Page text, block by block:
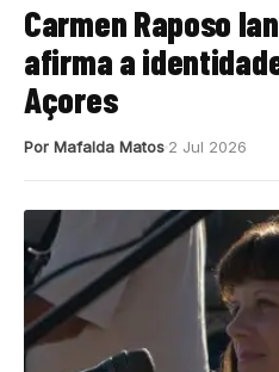
Carmen Raposo
afirma a
Açores
Por Mafalda Matos 2 Jul 2026